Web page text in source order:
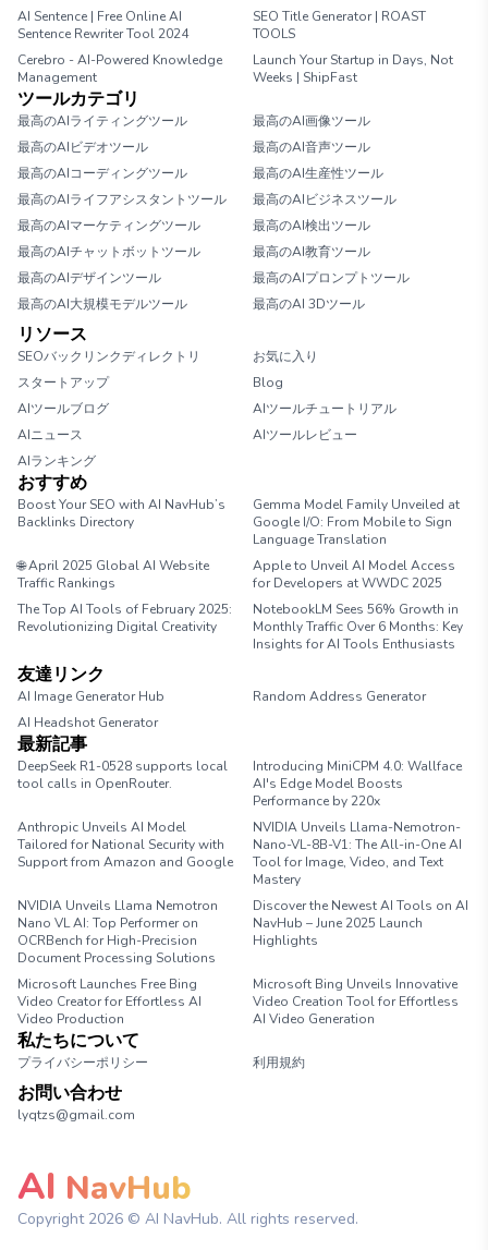
AI Sentence | Free Online AI
Sentence Rewriter Tool 2024
SEO Title Generator | ROAST
TOOLS
Cerebro - AI-Powered Knowledge
Management
Launch Your Startup in Days, Not
Weeks | ShipFast
ツールカテゴリ
最高のAIライティングツール
最高のAI画像ツール
最高のAIビデオツール
最高のAI音声ツール
最高のAIコーディングツール
最高のAI生産性ツール
最高のAIライフアシスタントツール
最高のAIビジネスツール
最高のAIマーケティングツール
最高のAI検出ツール
最高のAIチャットボットツール
最高のAI教育ツール
最高のAIデザインツール
最高のAIプロンプトツール
最高のAI大規模モデルツール
最高のAI 3Dツール
リソース
SEOバックリンクディレクトリ
お気に入り
スタートアップ
Blog
AIツールブログ
AIツールチュートリアル
AIニュース
AIツールレビュー
AIランキング
おすすめ
Boost Your SEO with AI NavHub’s
Backlinks Directory
Gemma Model Family Unveiled at
Google I/O: From Mobile to Sign
Language Translation
🌐 April 2025 Global AI Website
Traffic Rankings
Apple to Unveil AI Model Access
for Developers at WWDC 2025
The Top AI Tools of February 2025:
Revolutionizing Digital Creativity
NotebookLM Sees 56% Growth in
Monthly Traffic Over 6 Months: Key
Insights for AI Tools Enthusiasts
友達リンク
AI Image Generator Hub
Random Address Generator
AI Headshot Generator
最新記事
DeepSeek R1-0528 supports local
tool calls in OpenRouter.
Introducing MiniCPM 4.0: Wallface
AI's Edge Model Boosts
Performance by 220x
Anthropic Unveils AI Model
Tailored for National Security with
Support from Amazon and Google
NVIDIA Unveils Llama-Nemotron-
Nano-VL-8B-V1: The All-in-One AI
Tool for Image, Video, and Text
Mastery
NVIDIA Unveils Llama Nemotron
Nano VL AI: Top Performer on
OCRBench for High-Precision
Document Processing Solutions
Discover the Newest AI Tools on AI
NavHub – June 2025 Launch
Highlights
Microsoft Launches Free Bing
Video Creator for Effortless AI
Video Production
Microsoft Bing Unveils Innovative
Video Creation Tool for Effortless
AI Video Generation
私たちについて
プライバシーポリシー 利用規約
お問い合わせ
lyqtzs@gmail.com
AI NavHub
Copyright 2026 © AI NavHub. All rights reserved.